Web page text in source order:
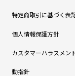
特定商取引に基づく表
個人情報保護方針
カスタマーハラスメン
動指針